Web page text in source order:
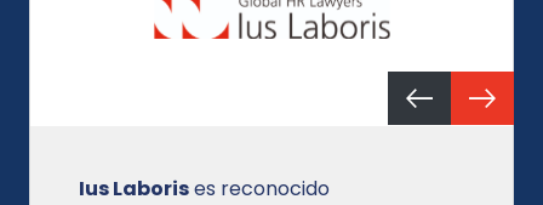
Ius Laborises reconocido